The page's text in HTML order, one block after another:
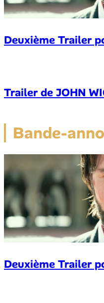
Deuxième Trailer
Trailer de JOHN
Bande-
Deuxième Trailer